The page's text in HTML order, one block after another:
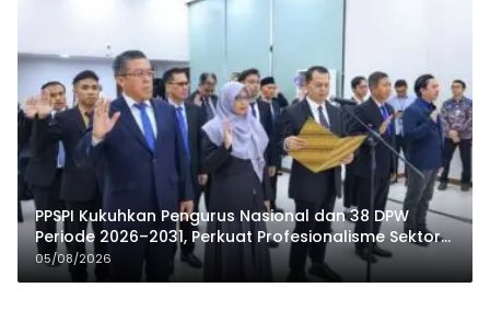
PPSPI Kukuhkan Pengurus Nasional dan 38 DPW
Periode 2026–2031, Perkuat Profesionalisme Sektor
Publik
05/08/2026